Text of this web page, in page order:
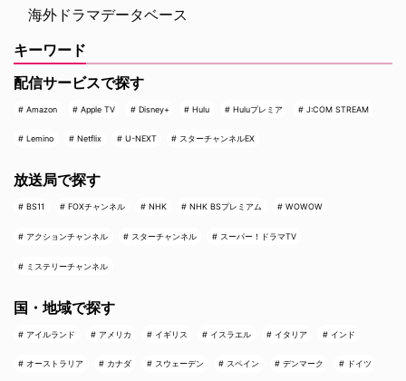
海外ドラマデータベース
キーワード
配信サービスで探す
Amazon Apple TV Disney+ Hulu Huluプレミア J:COM STREAM
Lemino Netflix U-NEXT スターチャンネルEX
放送局で探す
BS11 FOXチャンネル NHK NHK BSプレミアム WOWOW
アクションチャンネル スターチャンネル スーパー！ドラマTV
ミステリーチャンネル
国・地域で探す
アイルランド アメリカ イギリス イスラエル イタリア インド
オーストラリア カナダ スウェーデン スペイン デンマーク ドイツ